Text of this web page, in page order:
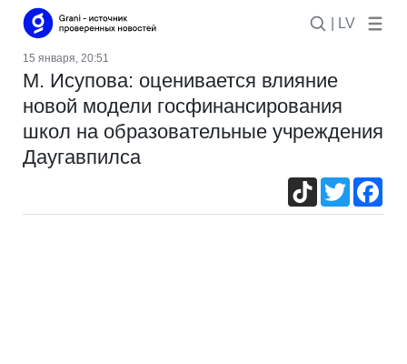
| LV
15 января, 20:51
М. Исупова: оценивается влияние
новой модели госфинансирования
школ на образовательные учреждения
Даугавпилса
TikTokTwitter